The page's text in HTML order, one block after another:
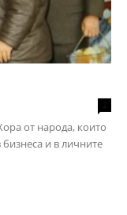
от народа, които
и в личните